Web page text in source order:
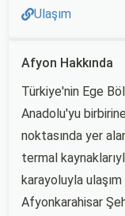
Ulaşım
Afyon Hakkında
Türkiye'nin Ege
Anadolu'yu
noktasında yer
termal
karayoluyla
Afyonkarahisar